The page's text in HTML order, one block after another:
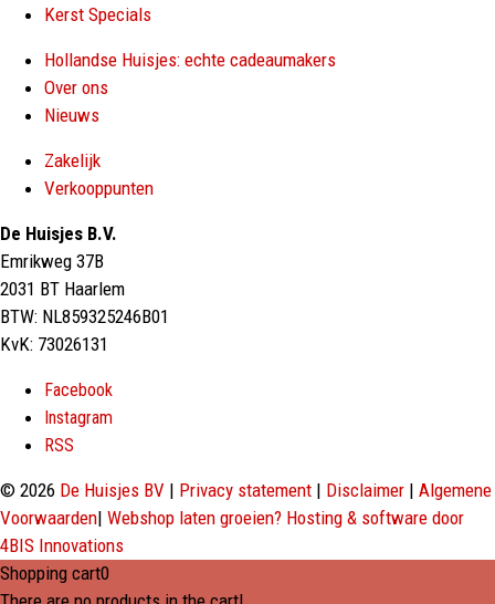
Kerst Specials
Hollandse Huisjes: echte cadeaumakers
Over ons
Nieuws
Zakelijk
Verkooppunten
De Huisjes B.V.
Emrikweg 37B
2031 BT Haarlem
BTW: NL859325246B01
KvK: 73026131
Facebook
Instagram
RSS
© 2026 De Huisjes BV | Privacy statement | Disclaimer | Algemene
Voorwaarden| Webshop laten groeien? Hosting & software door
4BIS Innovations
Shopping cart0